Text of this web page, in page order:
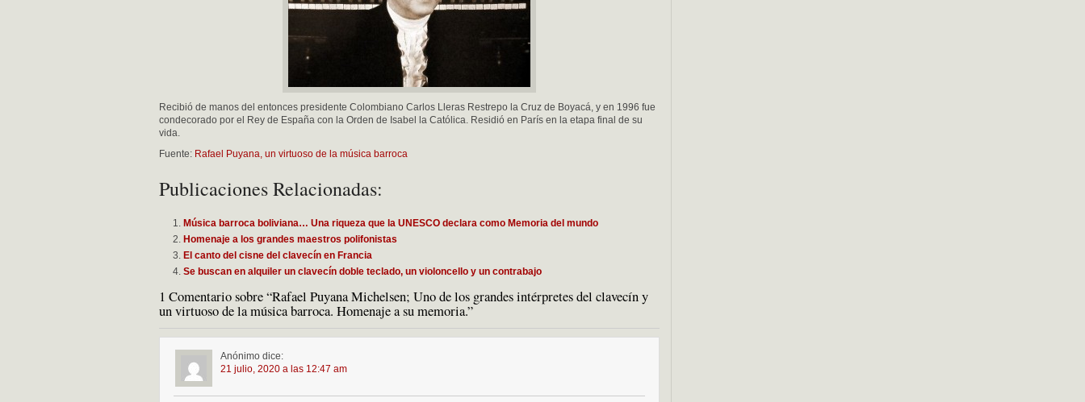
Recibió de manos del entonces presidente Colombiano Carlos Lleras Restrepo la Cruz de Boyacá, y en 1996 fue
condecorado por el Rey de España con la Orden de Isabel la Católica. Residió en París en la etapa final de su
vida.
Fuente: Rafael Puyana, un virtuoso de la música barroca
Publicaciones Relacionadas:
Música barroca boliviana… Una riqueza que la UNESCO declara como Memoria del mundo
Homenaje a los grandes maestros polifonistas
El canto del cisne del clavecín en Francia
Se buscan en alquiler un clavecín doble teclado, un violoncello y un contrabajo
1 Comentario sobre “Rafael Puyana Michelsen; Uno de los grandes intérpretes del clavecín y
un virtuoso de la música barroca. Homenaje a su memoria.”
Anónimo dice:
21 julio, 2020 a las 12:47 am